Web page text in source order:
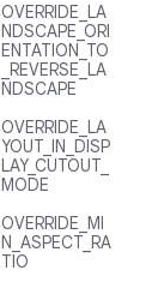
OVERRIDE_LA
NDSCAPE_ORI
ENTATION_TO
_REVERSE_LA
NDSCAPE
OVERRIDE_LA
YOUT_IN_DISP
LAY_CUTOUT_
MODE
OVERRIDE_MI
N_ASPECT_RA
TIO